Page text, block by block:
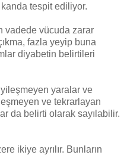
tespit ediliyor.
vadede vücuda zarar
fazla yeyip buna
diyabetin belirtileri
yaralar ve
ve tekrarlayan
da belirti olarak sayılabilir.
ikiye ayrılır. Bunların